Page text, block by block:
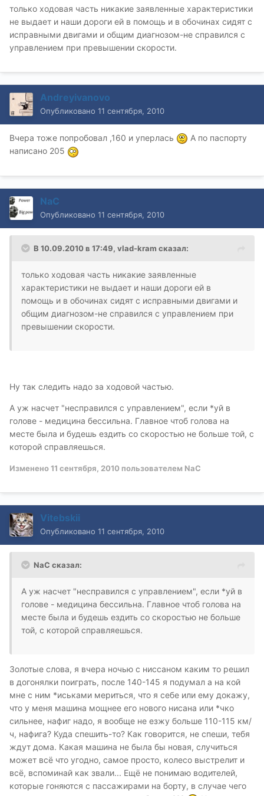
только ходовая часть никакие заявленные характеристики
не выдает и наши дороги ей в помощь и в обочинах сидят с
исправными двигами и общим диагнозом-не справился с
управлением при превышении скорости.
Andreyivanovo
Опубликовано 11 сентября, 2010
Вчера тоже попробовал ,160 и уперлась
А по паспорту
написано 205
NaC
Опубликовано 11 сентября, 2010
В 10.09.2010 в 17:49, vlad-kram сказал:
только ходовая часть никакие заявленные
характеристики не выдает и наши дороги ей в
помощь и в обочинах сидят с исправными двигами и
общим диагнозом-не справился с управлением при
превышении скорости.
Ну так следить надо за ходовой частью.
А уж насчет "несправился с управлением", если *уй в
голове - медицина бессильна. Главное чтоб голова на
месте была и будешь ездить со скоростью не больше той, с
которой справляешься.
Изменено11 сентября, 2010 пользователем NaC
Vitebskii
Опубликовано 11 сентября, 2010
NaC сказал:
А уж насчет "несправился с управлением", если *уй в
голове - медицина бессильна. Главное чтоб голова на
месте была и будешь ездить со скоростью не больше
той, с которой справляешься.
Золотые слова, я вчера ночью с ниссаном каким то решил
в догонялки поиграть, после 140-145 я подумал а на кой
мне с ним *иськами мериться, что я себе или ему докажу,
что у меня машина мощнее его нового нисана или *чко
сильнее, нафиг надо, я вообще не езжу больше 110-115 км/
ч, нафига? Куда спешить-то? Как говорится, не спеши, тебя
ждут дома. Какая машина не была бы новая, случиться
может всё что угодно, самое просто, колесо выстрелит и
всё, вспоминай как звали... Ещё не понимаю водителей,
которые гоняются с пассажирами на борту, в случае чего